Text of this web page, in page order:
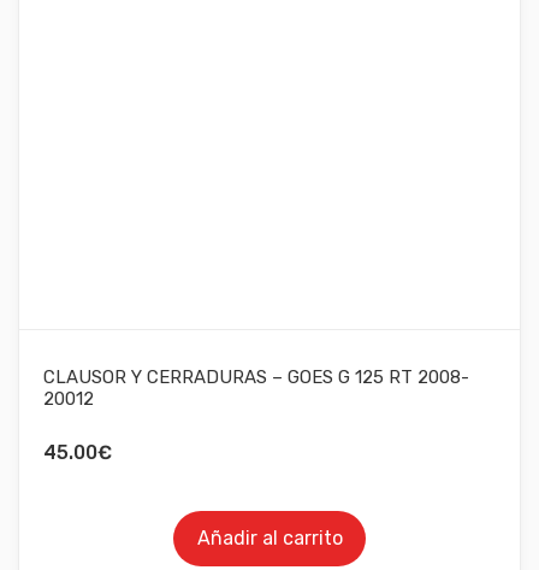
CLAUSOR Y CERRADURAS – GOES G 125 RT 2008-
20012
45.00€
Añadir al carrito